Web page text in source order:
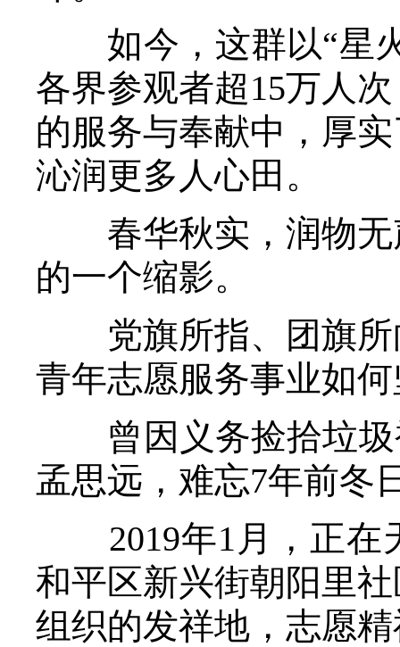
如今，这群以“星火
各界参观者超15万人
的服务与奉献中，厚
沁润更多人心田。
春华秋实，润物无
的一个缩影。
党旗所指、团旗所
青年志愿服务事业如
曾因义务捡拾垃圾
孟思远，难忘7年前冬
2019年1月，正在
和平区新兴街朝阳里
组织的发祥地，志愿